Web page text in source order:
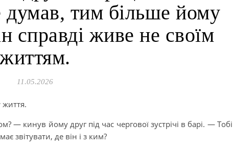
думав, тим більше йому
справді живе не своїм
життям.
11.05.2026
— кинув йому друг під час чергової зустрічі в барі. — Тобі
звітувати, де він і з ким?